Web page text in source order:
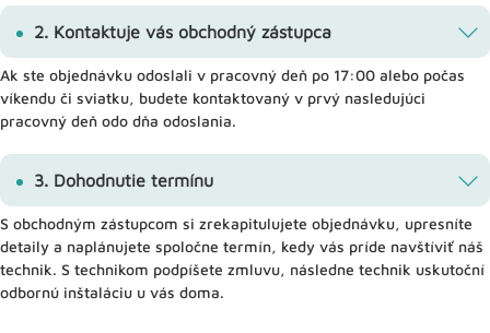
2. Kontaktuje vás obchodný zástupca
Ak ste objednávku odoslali v pracovný deň po 17:00 alebo počas
víkendu či sviatku, budete kontaktovaný v prvý nasledujúci
pracovný deň odo dňa odoslania.
3. Dohodnutie termínu
S obchodným zástupcom si zrekapitulujete objednávku, upresníte
detaily a naplánujete spoločne termín, kedy vás príde navštíviť náš
technik. S technikom podpíšete zmluvu, následne technik uskutoční
odbornú inštaláciu u vás doma.